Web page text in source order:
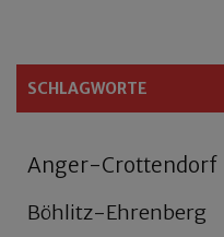
SCHLAGWORTE
Anger-Crottendorf
Böhlitz-Ehrenberg